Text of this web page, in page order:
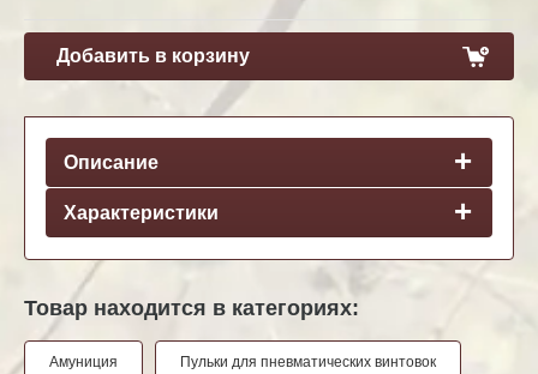
Добавить в корзину
Описание
Характеристики
Товар находится в категориях:
Амуниция Пульки для пневматических винтовок